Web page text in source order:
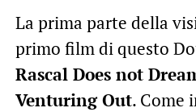
La prima parte della
primo film di questo
Rascal Does not
Venturing Out. Come